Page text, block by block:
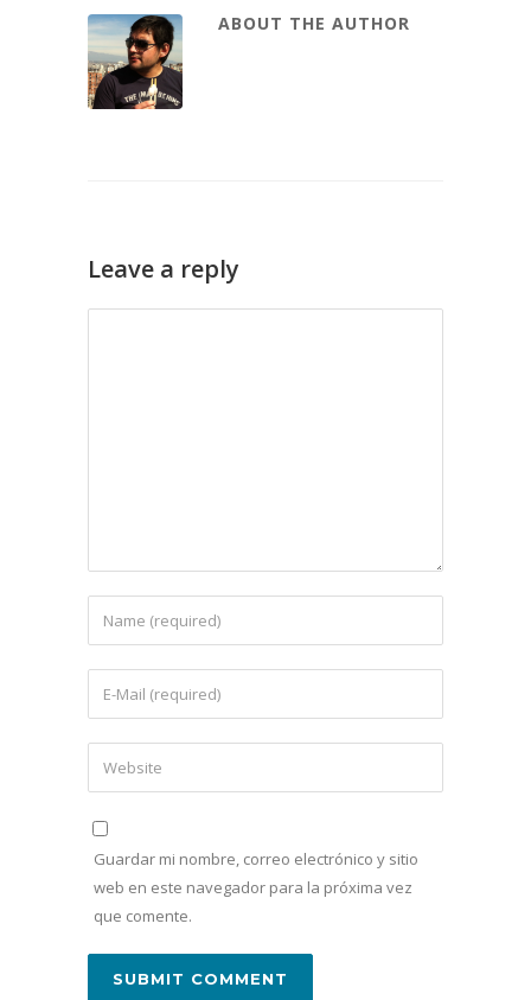
ABOUT THE AUTHOR
Leave a reply
Guardar mi nombre, correo electrónico y sitio
web en este navegador para la próxima vez
que comente.